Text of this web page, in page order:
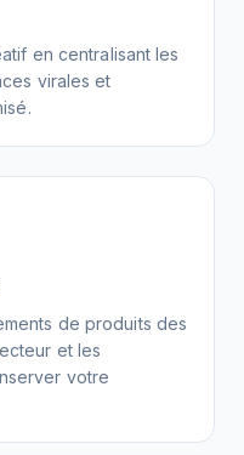
en centralisant les
virales et
de produits des
et les
votre